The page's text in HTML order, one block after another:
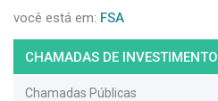
você está em: FSA
CHAMADAS DE INVESTIMENTO
Chamadas Públicas